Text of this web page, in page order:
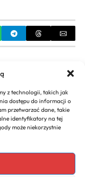
z technologii, takich jak
dostępu do informacji o
przetwarzać dane, takie
identyfikatory na tej
może niekorzystnie
kiedy
NEXT
prądu dla
[Przewodnik]